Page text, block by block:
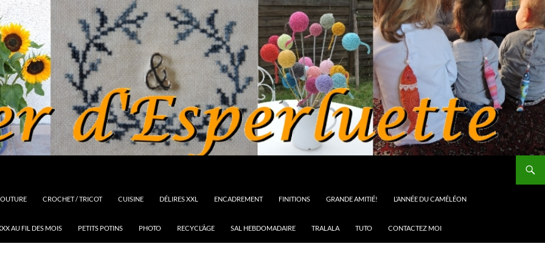
CROCHET / TRICOT CUISINE DÉLIRES XXL ENCADREMENT FINITIONS GRANDE AMITIÉ! L’ANNÉE DU CAMÉLÉON
AU FIL DES MOIS PETITS POTINS PHOTO RECYCL’ÂGE SAL HEBDOMADAIRE TRALALA TUTO CONTACTEZ MOI